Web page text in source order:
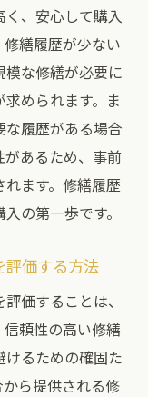
、安心して購入
繕履歴が少ない
な修繕が必要に
められます。ま
履歴がある場合
あるため、事前
ます。修繕履歴
の第一歩です。
評価する方法
価することは、
頼性の高い修繕
るための確固た
ら提供される修